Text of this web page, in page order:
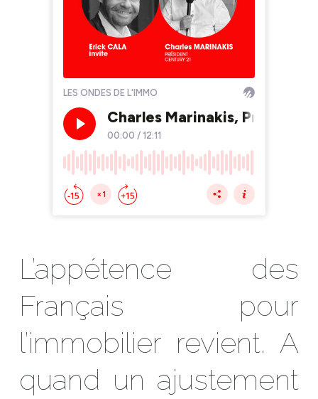
L’appétence des
Français pour
l’immobilier revient. A
quand un ajustement